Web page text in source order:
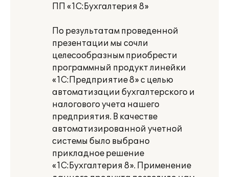
ПП «1С:Бухгалтерия 8»
По результатам проведенной
презентации мы сочли
целесообразным приобрести
программный продукт линейки
«1C:Предприятие 8» с целью
автоматизации бухгалтерского и
налогового учета нашего
предприятия. В качестве
автоматизированной учетной
системы было выбрано
прикладное решение
«1С:Бухгалтерия 8». Применение